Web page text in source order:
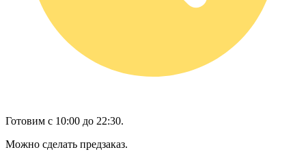
Готовим с 10:00 до 22:30.
Можно сделать предзаказ.